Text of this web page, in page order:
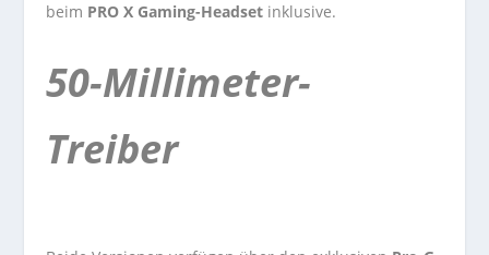
beim PRO X Gaming-Headset inklusive.
50-Millimeter-
Treiber